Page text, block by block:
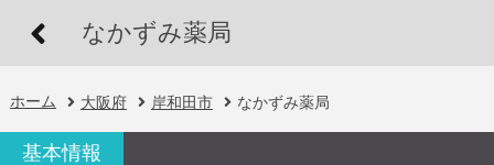
なかずみ薬局
ホーム 大阪府 岸和田市 なかずみ薬局
基本情報